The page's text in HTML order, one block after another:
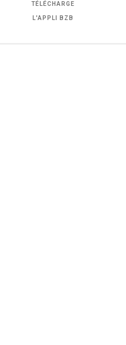
TÉLÉCHARGE
L'APPLI BZB